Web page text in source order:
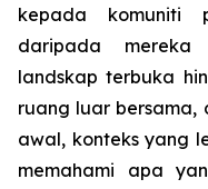
kepada komuniti
daripada
landskap terbuka
ruang luar bersama,
awal, konteks yang
memahami apa